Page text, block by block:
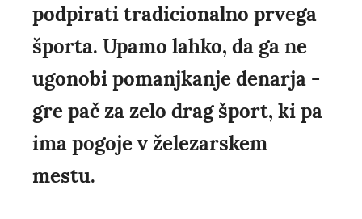
podpirati tradicionalno prvega
športa. Upamo lahko, da ga ne
ugonobi pomanjkanje denarja -
gre pač za zelo drag šport, ki pa
ima pogoje v železarskem
mestu.